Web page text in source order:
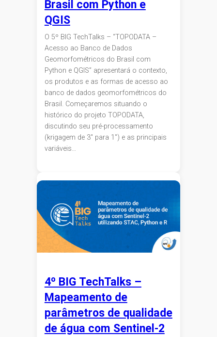
Brasil com Python e
QGIS
O 5º BIG TechTalks – “TOPODATA –
Acesso ao Banco de Dados
Geomorfométricos do Brasil com
Python e QGIS” apresentará o contexto,
os produtos e as formas de acesso ao
banco de dados geomorfométricos do
Brasil. Começaremos situando o
histórico do projeto TOPODATA,
discutindo seu pré-processamento
(krigagem de 3″ para 1″) e as principais
variáveis…
4º BIG TechTalks –
Mapeamento de
parâmetros de qualidade
de água com Sentinel-2